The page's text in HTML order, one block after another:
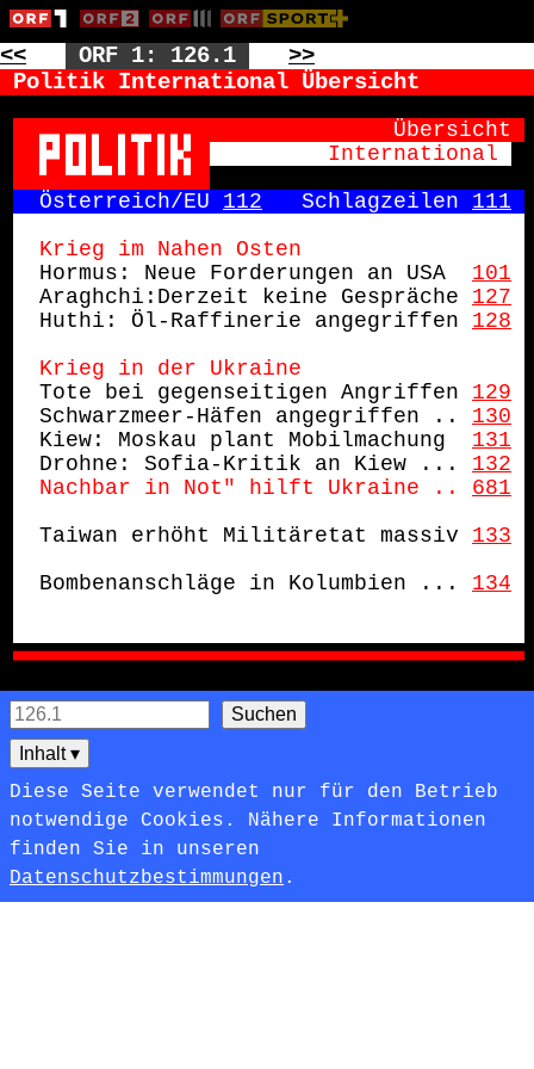
<< ORF 1: 126.1
>>
Politik International Übersicht
        Übersicht
       International
Österreich/EU 112
   Schlagzeilen
111
Krieg im Nahen Osten
Hormus: Neue Forderungen an USA
101
Araghchi:Derzeit keine Gespräche
127
Huthi: Öl-Raffinerie angegriffen
128
Krieg in der Ukraine
Tote bei gegenseitigen Angriffen
129
Schwarzmeer-Häfen angegriffen ..
130
Kiew: Moskau plant Mobilmachung
131
Drohne: Sofia-Kritik an Kiew ...
132
Nachbar in Not" hilft Ukraine .. 681
Taiwan erhöht Militäretat massiv
133
Bombenanschläge in Kolumbien ...
134
Inhalt▾
Diese Seite verwendet nur für den Betrieb
notwendige Cookies. Nähere Informationen
finden Sie in unseren
Datenschutzbestimmungen .